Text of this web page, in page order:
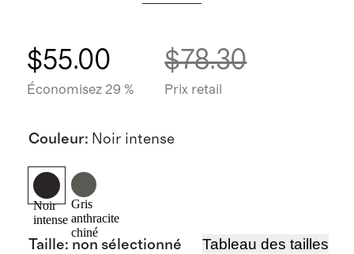
$55.00
Économisez 29 %
$78.30
Prix retail
Couleur: Noir intense
Noir
intense
Gris
anthracite
chiné
Taille: non sélectionné Tableau des tailles